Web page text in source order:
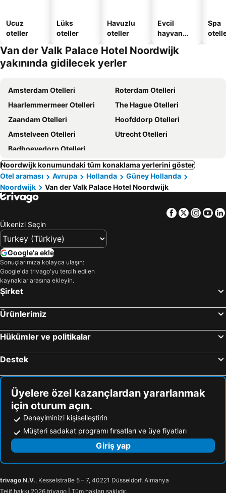
Ucuz
oteller
Lüks
oteller
Havuzlu
oteller
Evcil
hayvan
oteller
Spa
Van der Valk Palace Hotel Noordwijk
yakınında gidilecek yerler
Amsterdam Otelleri
Roterdam Otelleri
Haarlemmermeer Otelleri
The Hague Otelleri
Zaandam Otelleri
Hoofddorp Otelleri
Amstelveen Otelleri
Utrecht Otelleri
Badhoevedorp Otelleri
Noordwijk konumundaki tüm konaklama yerlerini göster
Otel araması
Avrupa Hollanda
Güney Hollanda
Noordwijk
Van der Valk Palace Hotel Noordwijk
Facebook
Twitter
Ülkenizi Seçin
Google'a ekle
Sonuçlarımıza kolayca ulaşın:
Google'da trivago'yu tercih edilen
kaynaklar arasına ekleyin.
Şirket
Ürünlerimiz
Hükümler ve politikalar
Destek
Üyelere özel kazançlardan yararlanmak
için oturum açın.
Deneyiminizi kişiselleştirin
Müşteri sadakat programı fırsatları ve üye fiyatları
Giriş yap
trivago N.V., Kesselstraße 5 – 7, 40221 Düsseldorf, Almanya
Telif hakkı 2026 trivago | Tüm hakları saklıdır.